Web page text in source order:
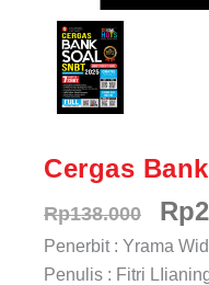
Cergas
Rp138.000 Rp
Penerbit : Yrama
Penulis : Fitri